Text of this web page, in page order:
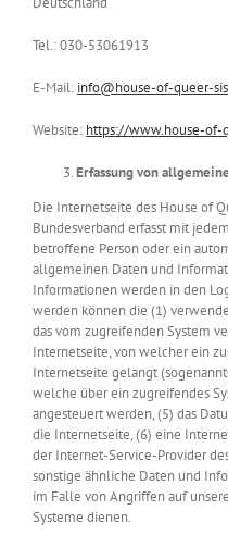
Tel.: 030-53061913
E-Mail: info@house-of-queer-
Website: https://www.house-of-
Erfassung von
Die Internetseite des House of
Bundesverband erfasst mit
betroffene Person oder ein
allgemeinen Daten und
Informationen werden in den
werden können die (1)
das vom zugreifenden System
Internetseite, von welcher ein
Internetseite gelangt
welche über ein zugreifendes
angesteuert werden, (5) das
die Internetseite, (6) eine
der Internet-Service-Provider
sonstige ähnliche Daten und
im Falle von Angriffen auf
Systeme dienen.